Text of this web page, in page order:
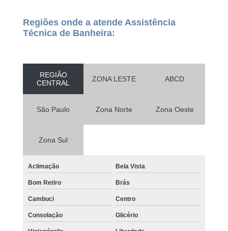
Regiões onde a atende Assistência
Técnica de Banheira:
REGIÃO
CENTRAL
ZONA LESTE ABCD
São Paulo Zona Norte Zona Oeste
Zona Sul
Aclimação Bela Vista
Bom Retiro Brás
Cambuci Centro
Consolação Glicério